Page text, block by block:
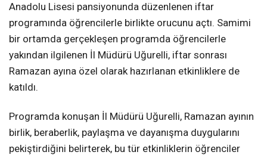
Anadolu Lisesi pansiyonunda düzenlenen iftar
programında öğrencilerle birlikte orucunu açtı. Samimi
bir ortamda gerçekleşen programda öğrencilerle
yakından ilgilenen İl Müdürü Uğurelli, iftar sonrası
Ramazan ayına özel olarak hazırlanan etkinliklere de
katıldı.
Programda konuşan İl Müdürü Uğurelli, Ramazan ayının
birlik, beraberlik, paylaşma ve dayanışma duygularını
pekiştirdiğini belirterek, bu tür etkinliklerin öğrenciler